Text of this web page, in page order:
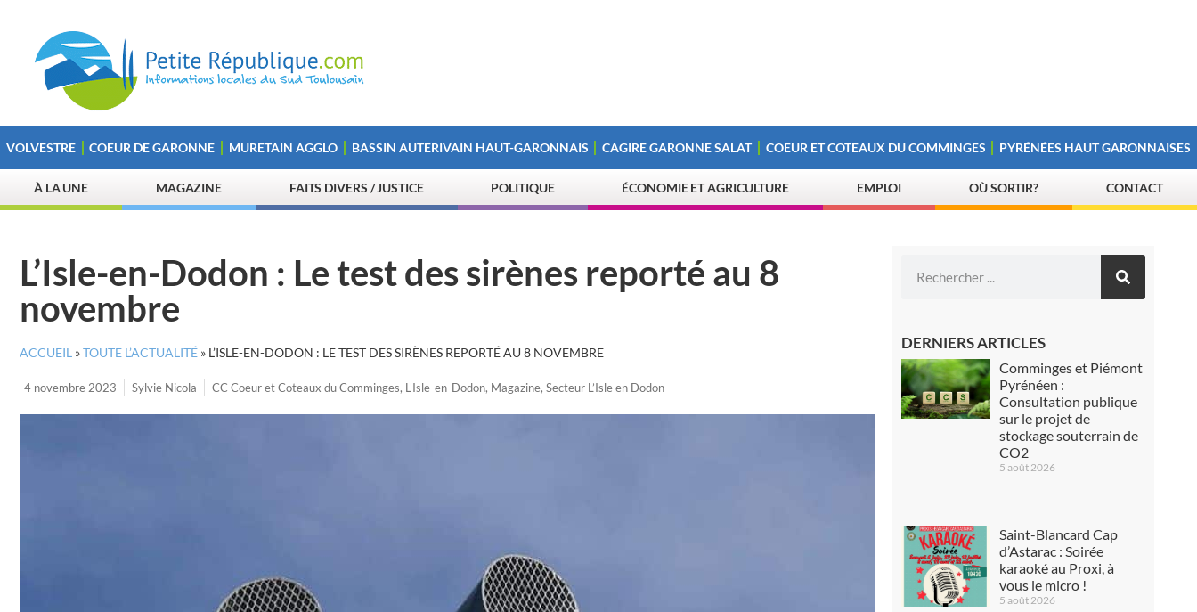
VOLVESTRE COEUR DE GARONNE MURETAIN AGGLO BASSIN AUTERIVAIN HAUT-GARONNAIS CAGIRE GARONNE SALAT COEUR ET COTEAUX DU COMMINGES PYRÉNÉES HAUT GARONNAISES
À LA UNE MAGAZINE FAITS DIVERS / JUSTICE POLITIQUE ÉCONOMIE ET AGRICULTURE EMPLOI OÙ SORTIR? CONTACT
L’Isle-en-Dodon : Le test des sirènes reporté au 8
novembre
ACCUEIL »TOUTE L’ACTUALITÉ » L’ISLE-EN-DODON : LE TEST DES SIRÈNES REPORTÉ AU 8 NOVEMBRE
4 novembre 2023 Sylvie Nicola CC Coeur et Coteaux du Comminges, L'Isle-en-Dodon, Magazine, Secteur L’Isle en Dodon
DERNIERS ARTICLES
Comminges et Piémont
Pyrénéen :
Consultation publique
sur le projet de
stockage souterrain de
CO2
5 août 2026
Saint-Blancard Cap
d’Astarac : Soirée
karaoké au Proxi, à
vous le micro !
5 août 2026